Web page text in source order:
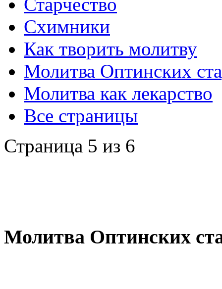
Схимники
Как творить молитву
Молитва Оптинских
Молитва как лекарство
Все страницы
Страница 5 из 6
Молитва Оптинских